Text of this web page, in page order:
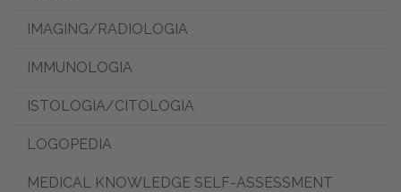
IMAGING/RADIOLOGIA
IMMUNOLOGIA
ISTOLOGIA/CITOLOGIA
LOGOPEDIA
MEDICAL KNOWLEDGE SELF-ASSESSMENT